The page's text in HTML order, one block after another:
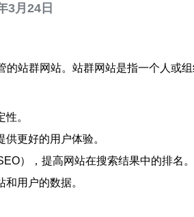
3月24日
站群网站。站群网站是指一个人或
。
更好的用户体验。
），提高网站在搜索结果中的排名。
用户的数据。